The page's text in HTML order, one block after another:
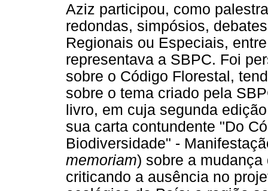
Aziz participou, como
redondas, simpósios,
Regionais ou Especiais,
representava a SBPC. Foi
sobre o Código Florestal,
sobre o tema criado pela
livro, em cuja segunda
sua carta contundente "Do
Biodiversidade" -
memoriam) sobre a
criticando a ausência no